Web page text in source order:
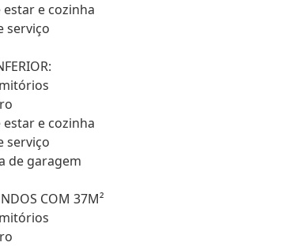
estar e cozinha
serviço
estar e cozinha
serviço
de garagem
COM 37M²